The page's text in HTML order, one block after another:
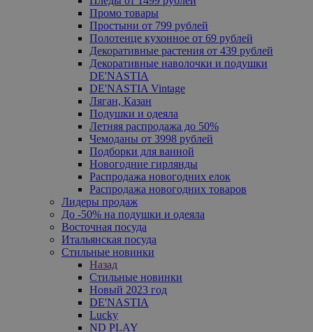
Промо товары
Простыни от 799 рублей
Полотенце кухонное от 69 рублей
Декоративные растения от 439 рублей
Декоративные наволочки и подушки
DE'NASTIA
DE'NASTIA Vintage
Ляган, Казан
Подушки и одеяла
Летняя распродажа до 50%
Чемоданы от 3998 рублей
Подборки для ванной
Новогодние гирлянды
Распродажа новогодних елок
Распродажа новогодних товаров
Лидеры продаж
До -50% на подушки и одеяла
Восточная посуда
Итальянская посуда
Стильные новинки
Назад
Стильные новинки
Новый 2023 год
DE'NASTIA
Lucky
ND PLAY